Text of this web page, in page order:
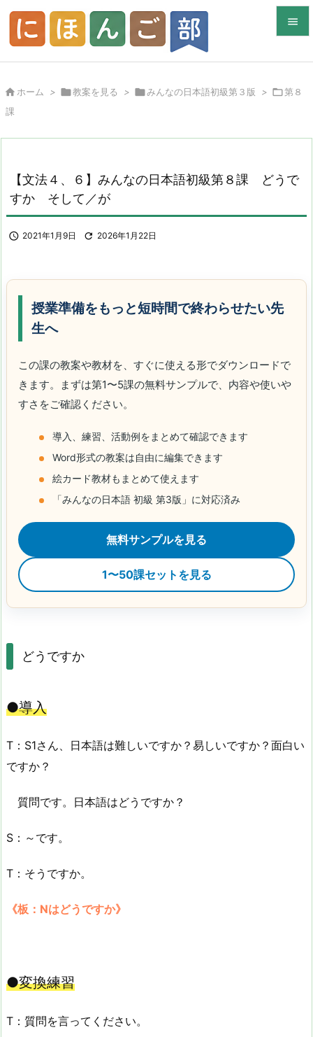

メニュ

前へ
 ホーム > 教案を見る > みんなの日本語初級第３版 > 第８
課
【文法４、６】みんなの日本語初級第８課 どうで
すか そして／が
 2021年1月9日  2026年1月22日
授業準備をもっと短時間で終わらせたい先
生へ
この課の教案や教材を、すぐに使える形でダウンロードで
きます。まずは第1〜5課の無料サンプルで、内容や使いや
すさをご確認ください。
導入、練習、活動例をまとめて確認できます
Word形式の教案は自由に編集できます
絵カード教材もまとめて使えます
「みんなの日本語 初級 第3版」に対応済み
無料サンプルを見る
1〜50課セットを見る
どうですか
●導入
T：S1さん、日本語は難しいですか？易しいですか？面白い
ですか？
質問です。日本語はどうですか？
S：～です。
T：そうですか。
《板：Nはどうですか》
●変換練習
T：質問を言ってください。